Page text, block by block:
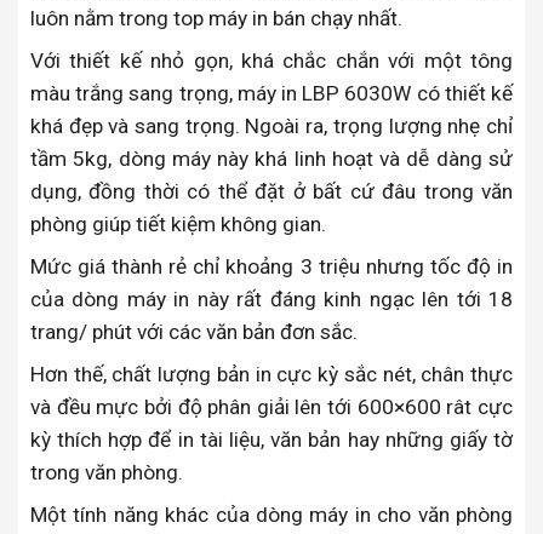
luôn nằm trong top máy in bán chạy nhất.
Với thiết kế nhỏ gọn, khá chắc chắn với một tông
màu trắng sang trọng, máy in LBP 6030W có thiết kế
khá đẹp và sang trọng. Ngoài ra, trọng lượng nhẹ chỉ
tầm 5kg, dòng máy này khá linh hoạt và dễ dàng sử
dụng, đồng thời có thể đặt ở bất cứ đâu trong văn
phòng giúp tiết kiệm không gian.
Mức giá thành rẻ chỉ khoảng 3 triệu nhưng tốc độ in
của dòng máy in này rất đáng kinh ngạc lên tới 18
trang/ phút với các văn bản đơn sắc.
Hơn thế, chất lượng bản in cực kỳ sắc nét, chân thực
và đều mực bởi độ phân giải lên tới 600×600 rât cực
kỳ thích hợp để in tài liệu, văn bản hay những giấy tờ
trong văn phòng.
Một tính năng khác của dòng máy in cho văn phòng